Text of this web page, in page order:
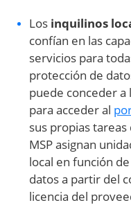
Los inquilinos
confían en las
servicios para
protección de
puede conceder
para acceder al
sus propias
MSP asignan
local en función
datos a partir del
licencia del